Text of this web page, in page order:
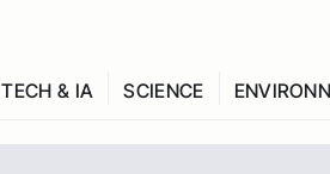
TECH & IA SCIENCE